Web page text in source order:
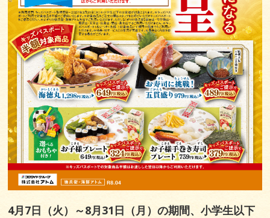
4月7日（火）～8月31日（月）の期間、小学生以下